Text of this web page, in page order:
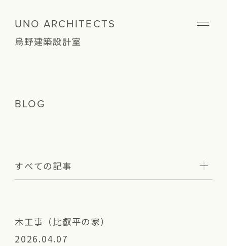
UNO ARCHITECTS
烏野建築設計室
BLOG
すべての記事
木工事（比叡平の家）
2026.04.07